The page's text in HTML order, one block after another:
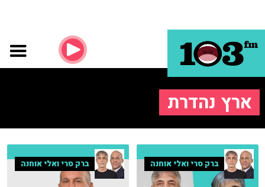
ארץ נהדרת
ברק סרי ואלי אוחנה ברק סרי ואלי אוחנה